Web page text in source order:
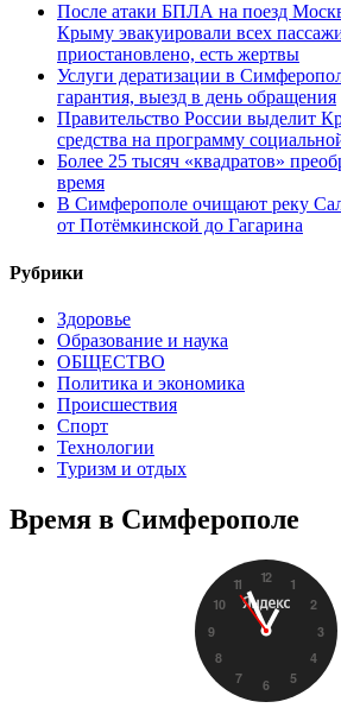
После атаки БПЛА на поезд
Крыму эвакуировали всех
приостановлено, есть жертвы
Услуги дератизации в
гарантия, выезд в день обращения
Правительство России выделит
средства на программу
Более 25 тысяч «квадратов»
время
В Симферополе очищают реку
от Потёмкинской до Гагарина
Рубрики
Здоровье
Образование и наука
ОБЩЕСТВО
Политика и экономика
Происшествия
Спорт
Технологии
Туризм и отдых
Время в Симферополе